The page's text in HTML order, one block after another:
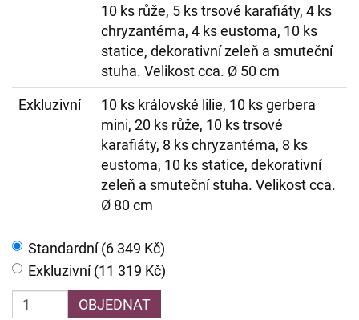
10 ks růže, 5 ks trsové karafiáty, 4 ks
chryzantéma, 4 ks eustoma, 10 ks
statice, dekorativní zeleň a smuteční
stuha. Velikost cca. Ø 50 cm
Exkluzivní
10 ks královské lilie, 10 ks gerbera
mini, 20 ks růže, 10 ks trsové
karafiáty, 8 ks chryzantéma, 8 ks
eustoma, 10 ks statice, dekorativní
zeleň a smuteční stuha. Velikost cca.
Ø 80 cm
Standardní (6 349 Kč)
Exkluzivní (11 319 Kč)
OBJEDNAT